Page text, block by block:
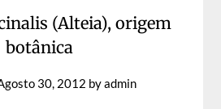
(Alteia), origem
botânica
30, 2012 byadmin